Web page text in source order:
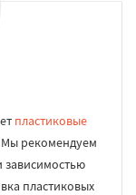
пластиковые
рекомендуем
зависимостью
пластиковых